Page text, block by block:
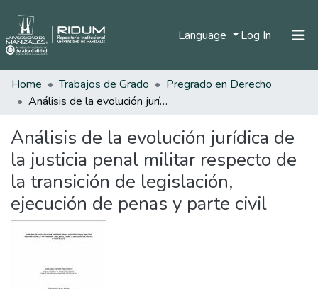
Language Log In (current)
All of DSpace
Statistics
Home Trabajos de Grado
Pregrado en Derecho
Análisis de la evolución jurídica de la justicia penal militar respecto de la transición de legislación, ejecución de penas y parte civil
Análisis de la evolución jurídica de
la justicia penal militar respecto de
la transición de legislación,
ejecución de penas y parte civil